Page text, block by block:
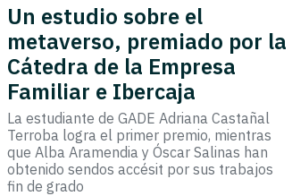
Un estudio sobre el
metaverso, premiado por la
Cátedra de la Empresa
Familiar e Ibercaja
La estudiante de GADE Adriana Castañal
Terroba logra el primer premio, mientras
que Alba Aramendia y Óscar Salinas han
obtenido sendos accésit por sus trabajos
fin de grado